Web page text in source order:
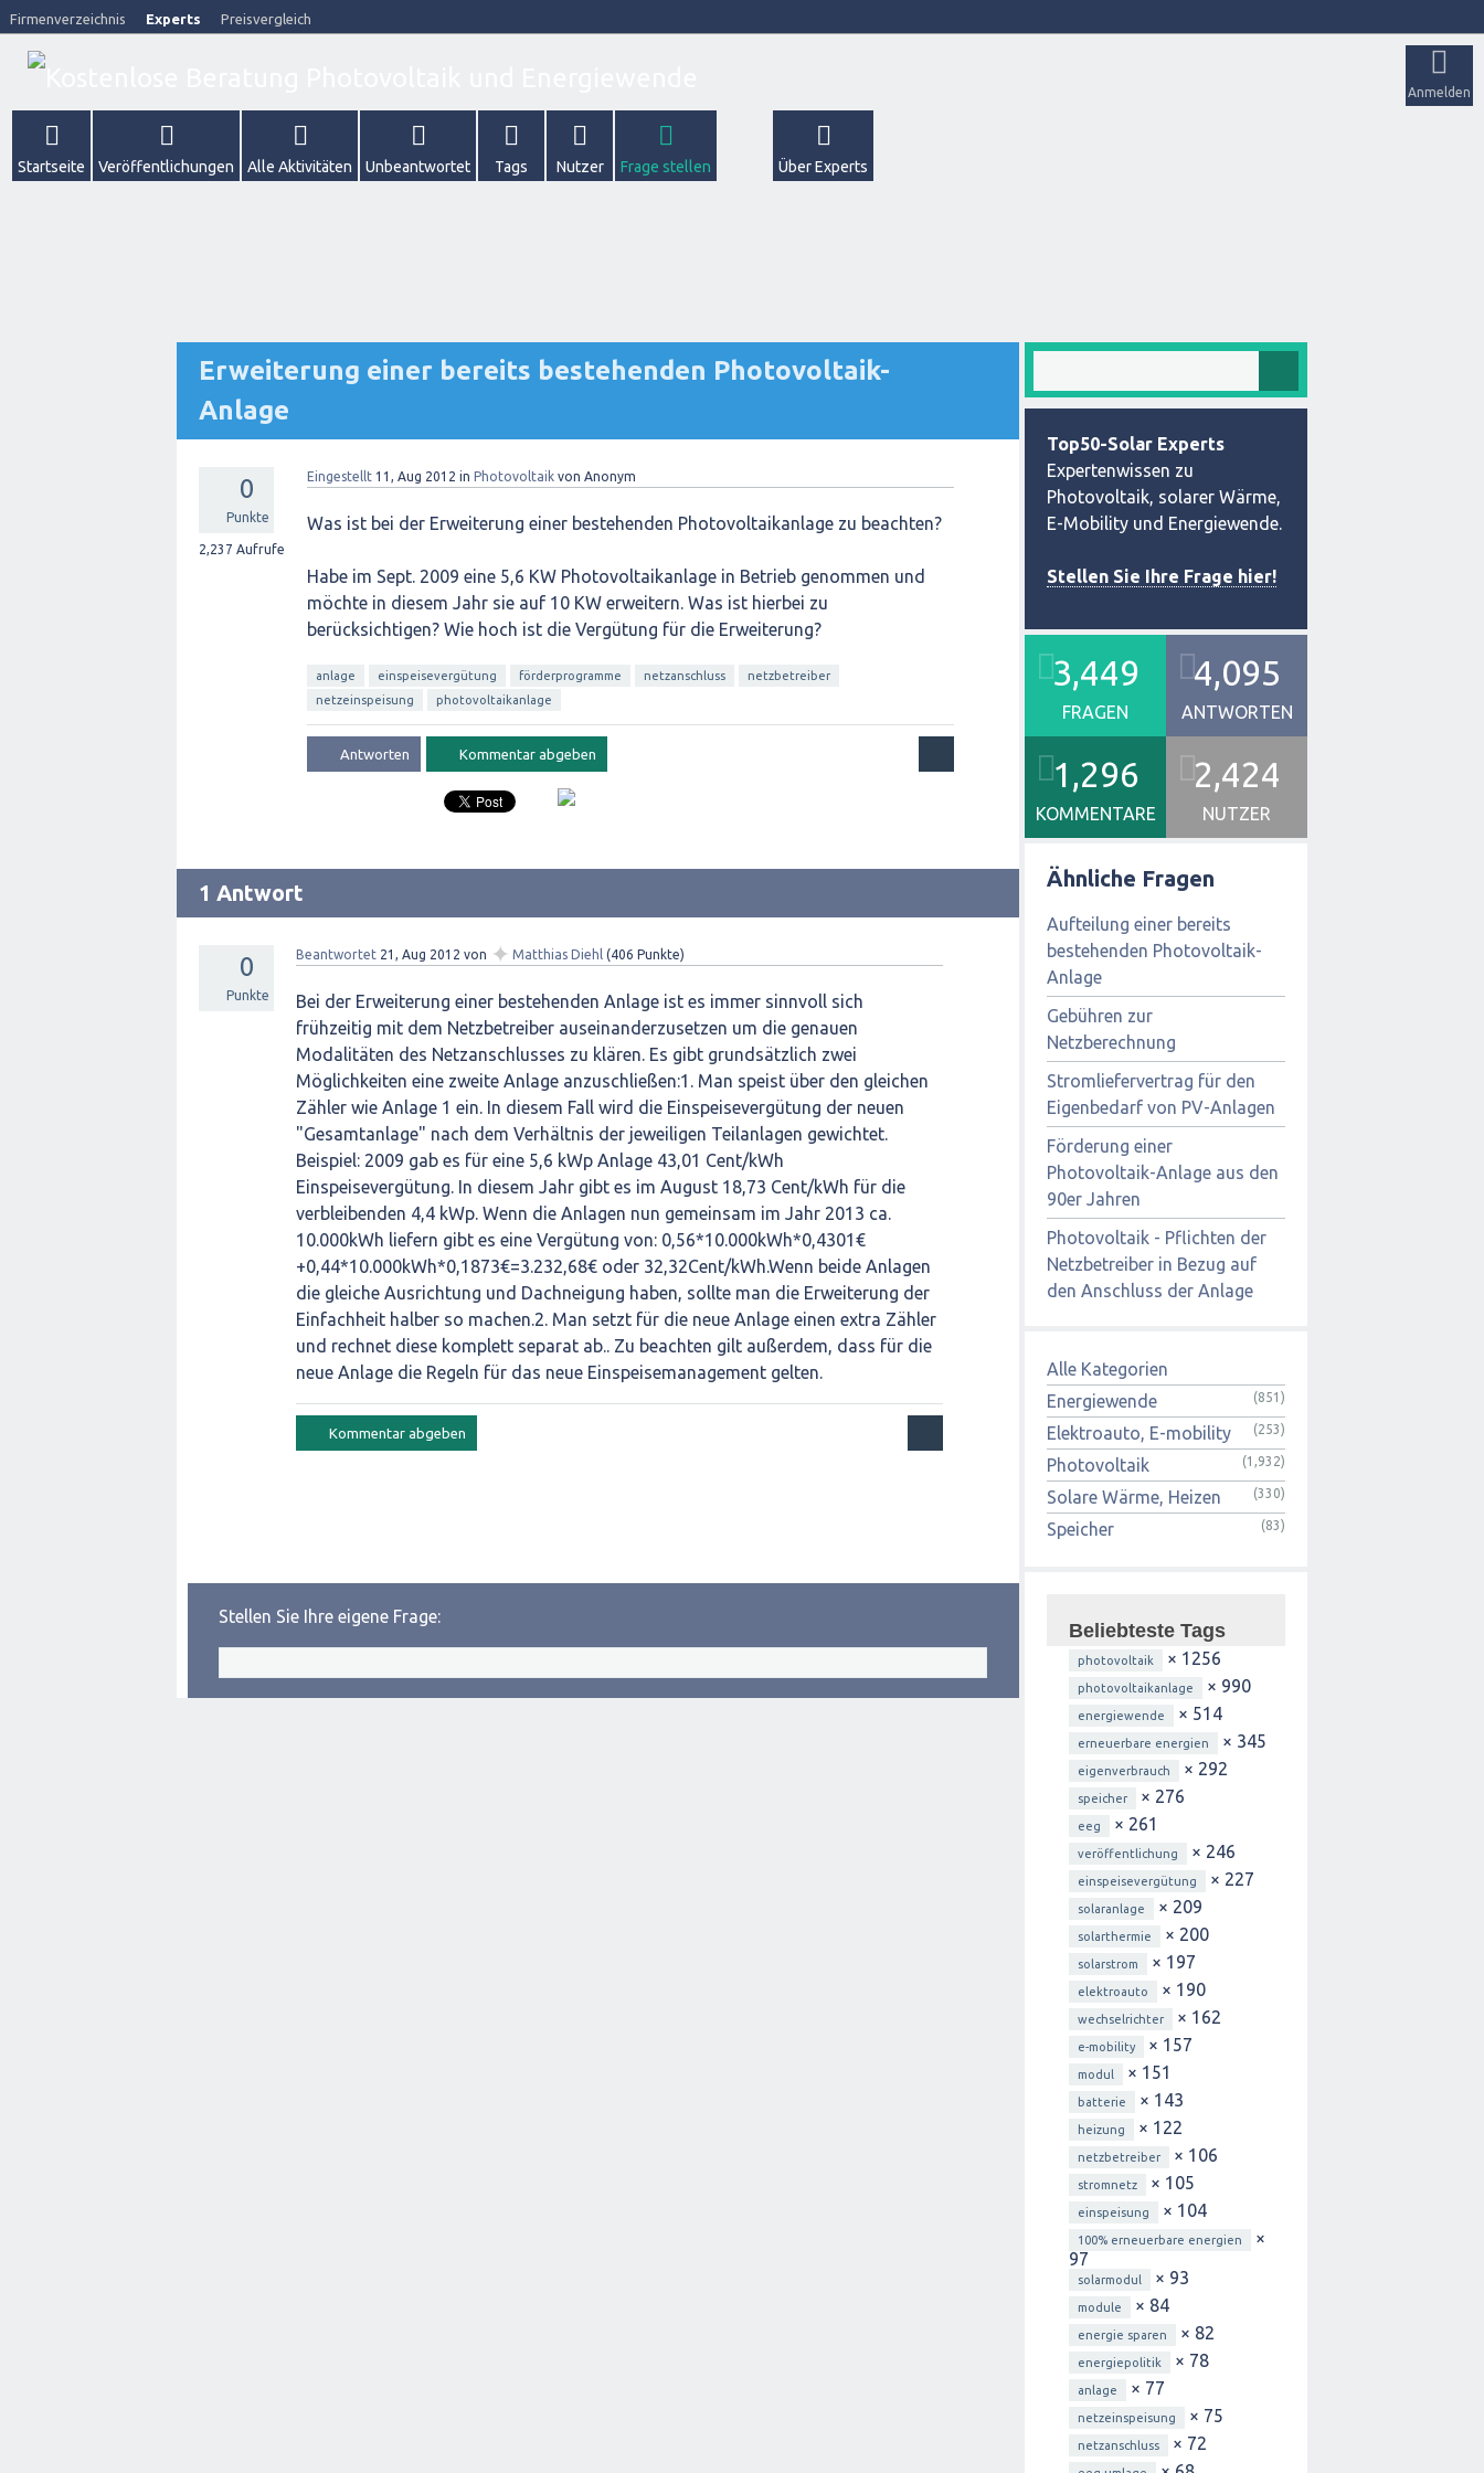
Firmenverzeichnis Experts Preisvergleich
Anmelden
Startseite Veröffentlichungen Alle Aktivitäten Unbeantwortet Tags Nutzer Frage stellen Über Experts
Erweiterung einer bereits bestehenden Photovoltaik-
Anlage
0
Punkte
2,237 Aufrufe
Eingestellt 11, Aug 2012 in Photovoltaik von Anonym
Was ist bei der Erweiterung einer bestehenden Photovoltaikanlage zu beachten?
Habe im Sept. 2009 eine 5,6 KW Photovoltaikanlage in Betrieb genommen und
möchte in diesem Jahr sie auf 10 KW erweitern. Was ist hierbei zu
berücksichtigen? Wie hoch ist die Vergütung für die Erweiterung?
anlage einspeisevergütung förderprogramme netzanschluss
netzbetreiber
netzeinspeisung
photovoltaikanlage
1 Antwort
0
Punkte
Beantwortet 21, Aug 2012 von ✦ Matthias Diehl (406 Punkte)
Bei der Erweiterung einer bestehenden Anlage ist es immer sinnvoll sich
frühzeitig mit dem Netzbetreiber auseinanderzusetzen um die genauen
Modalitäten des Netzanschlusses zu klären. Es gibt grundsätzlich zwei
Möglichkeiten eine zweite Anlage anzuschließen:1. Man speist über den gleichen
Zähler wie Anlage 1 ein. In diesem Fall wird die Einspeisevergütung der neuen
"Gesamtanlage" nach dem Verhältnis der jeweiligen Teilanlagen gewichtet.
Beispiel: 2009 gab es für eine 5,6 kWp Anlage 43,01 Cent/kWh
Einspeisevergütung. In diesem Jahr gibt es im August 18,73 Cent/kWh für die
verbleibenden 4,4 kWp. Wenn die Anlagen nun gemeinsam im Jahr 2013 ca.
10.000kWh liefern gibt es eine Vergütung von: 0,56*10.000kWh*0,4301€
+0,44*10.000kWh*0,1873€=3.232,68€ oder 32,32Cent/kWh.Wenn beide Anlagen
die gleiche Ausrichtung und Dachneigung haben, sollte man die Erweiterung der
Einfachheit halber so machen.2. Man setzt für die neue Anlage einen extra Zähler
und rechnet diese komplett separat ab.. Zu beachten gilt außerdem, dass für die
neue Anlage die Regeln für das neue Einspeisemanagement gelten.
Stellen Sie Ihre eigene Frage:
Top50-Solar Experts
Expertenwissen zu
Photovoltaik, solarer Wärme,
E-Mobility und Energiewende.
Stellen Sie Ihre Frage hier!
3,449
FRAGEN
4,095
ANTWORTEN
1,296
KOMMENTARE
2,424
NUTZER
Ähnliche Fragen
Aufteilung einer bereits
bestehenden Photovoltaik-
Anlage
Gebühren zur
Netzberechnung
Stromliefervertrag für den
Eigenbedarf von PV-Anlagen
Förderung einer
Photovoltaik-Anlage aus den
90er Jahren
Photovoltaik - Pflichten der
Netzbetreiber in Bezug auf
den Anschluss der Anlage
Alle Kategorien
Energiewende
(851)
Elektroauto, E-mobility (253)
Photovoltaik (1,932)
Solare Wärme, Heizen (330)
Speicher (83)
Beliebteste Tags
photovoltaik × 1256
photovoltaikanlage × 990
energiewende × 514
erneuerbare energien × 345
eigenverbrauch × 292
speicher × 276
eeg × 261
veröffentlichung × 246
einspeisevergütung × 227
solaranlage × 209
solarthermie × 200
solarstrom × 197
elektroauto × 190
wechselrichter × 162
e-mobility × 157
modul × 151
batterie × 143
heizung × 122
netzbetreiber × 106
stromnetz × 105
einspeisung × 104
100% erneuerbare energien
×
97
solarmodul × 93
module × 84
energie sparen × 82
energiepolitik × 78
anlage × 77
netzeinspeisung × 75
netzanschluss × 72